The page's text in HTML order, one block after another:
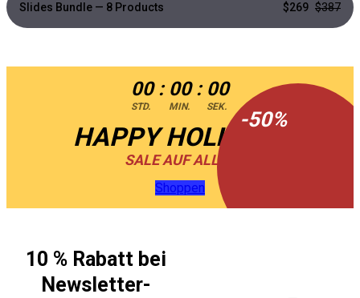
Split Screens $49 $99
Old Film Constructor $59 $119
Slides Bundle — 8 Products $269 $387
-50%
00
STD.
: 00
MIN.
: 00
SEK.
HAPPY HOLIDAYS
SALE AUF ALLES
Shoppen
10 % Rabatt bei
Newsletter-